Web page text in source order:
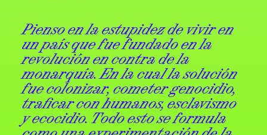
Pienso en la estupidez de vivir en
un país que fue fundado en la
revolución en contra de la
monarquía. En la cual la solución
fue colonizar, cometer genocidio,
traficar con humanos, esclavismo
y ecocidio. Todo esto se formula